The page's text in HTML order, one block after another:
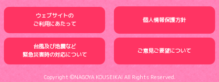
ウェブサイトの
ご利用にあたって
個人情報保護方針
台風及び地震など
緊急災害時の対応について
ご意見ご要望について
Copyright ©NAGOYA KOUSEIKAI All Rights Reserved.